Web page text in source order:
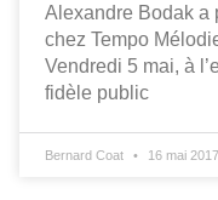
Alexandre Bodak a
chez Tempo
Vendredi 5 mai, à
fidèle public
Bernard Coat 16 mai 2017